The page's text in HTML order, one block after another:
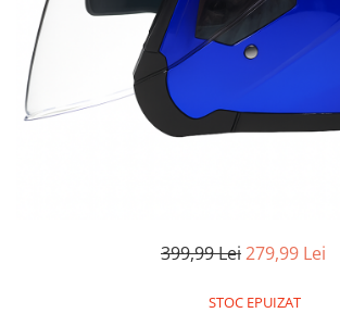
399,99 Lei279,99 Lei
STOC EPUIZAT